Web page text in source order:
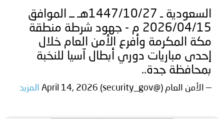
السعودية ـ 1447/10/27هـ ــ الموافق
2026/04/15 م - جهود شرطة منطقة
مكة المكرمة وأفرع الأمن العام خلال
إحدى مباريات دوري أبطال آسيا للنخبة
بمحافظة جدة..
— الأمن العام (@security_gov) April 14, 2026 المزيد